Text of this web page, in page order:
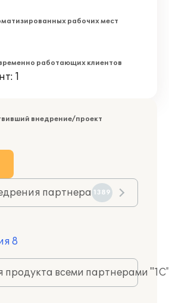
рабочих мест
работающих клиентов
1
внедрение/проект
партнера 1389
8
продукта всеми партнерами